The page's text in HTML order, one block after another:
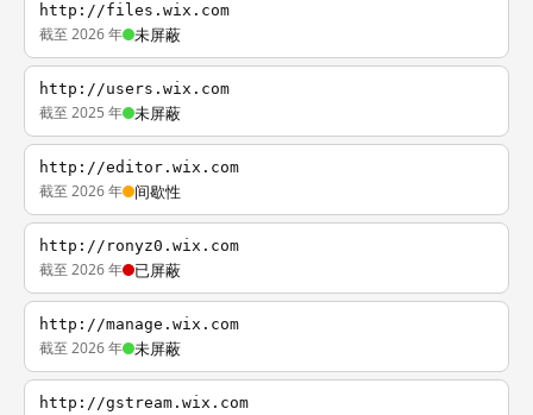
http://files.wix.com
截至 2026 年 未屏蔽
http://users.wix.com
截至 2025 年 未屏蔽
http://editor.wix.com
截至 2026 年 间歇性
http://ronyz0.wix.com
截至 2026 年 已屏蔽
http://manage.wix.com
截至 2026 年 未屏蔽
http://gstream.wix.com